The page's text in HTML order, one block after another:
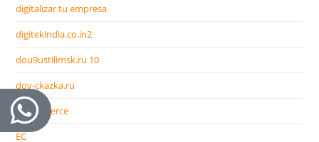
digitalizar tu empresa
digitekindia.co.in2
dou9ustilimsk.ru 10
doy-ckazka.ru
e-commerce
EC